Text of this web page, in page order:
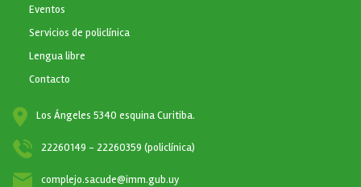
Eventos
Servicios de policlínica
Lengua libre
Contacto
Los Ángeles 5340 esquina Curitiba.
22260149 - 22260359 (policlínica)
complejo.sacude@imm.gub.uy